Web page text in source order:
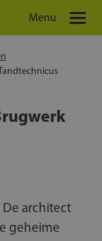
Menu
Tandtechnicus
De architect
geheime